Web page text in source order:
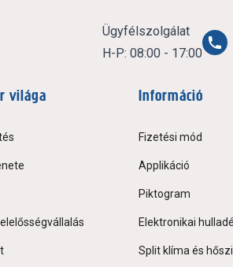
Ügyfélszolgálat
H-P: 08:00 - 17:00
világa Információ
Fizetési mód
Applikáció
Piktogram
Elektronikai
Split klíma és